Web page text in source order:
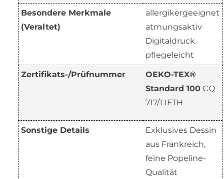
Besondere Merkmale
(Veraltet)
allergikergeeignet
atmungsaktiv
Digitaldruck
pflegeleicht
Zertifikats-/Prüfnummer
OEKO-TEX®
Standard 100 CQ
717/1 IFTH
Sonstige Details
Exklusives Dessin
aus Frankreich,
feine Popeline-
Qualität